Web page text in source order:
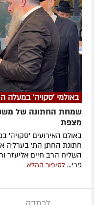
באולמי 'סקויה' במעלה
שמחת החתונה של
מצפת
באולם האירועים 'סקויה'
חתונת החתן הת' בערל'ה
השליח הרב חיים אליעזר
פרי... לסיפור המלא